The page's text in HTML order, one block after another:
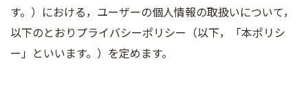
す。）における，ユーザーの個人情報の取扱いについて，
以下のとおりプライバシーポリシー（以下，「本ポリシ
ー」といいます。）を定めます。